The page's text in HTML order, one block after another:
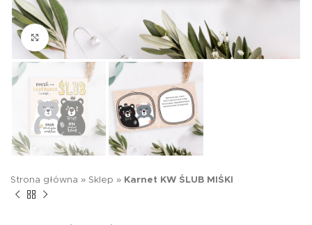
Kliknij aby powiększyć
Strona główna » Sklep » Karnet KW ŚLUB MIŚKI